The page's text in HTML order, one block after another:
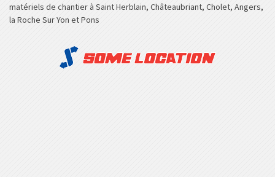
matériels de chantier à Saint Herblain, Châteaubriant, Cholet, Angers,
la Roche Sur Yon et Pons